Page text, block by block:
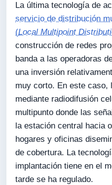
La última tecnología de
servicio de distribución
(Local Multipoint
construcción de redes
banda a las operadoras
una inversión
muy corto. En este caso,
mediante radiodifusión
multipunto donde las
la estación central hacia
hogares y oficinas
de cobertura. La
implantación tiene en el
tarde se ha regulado.